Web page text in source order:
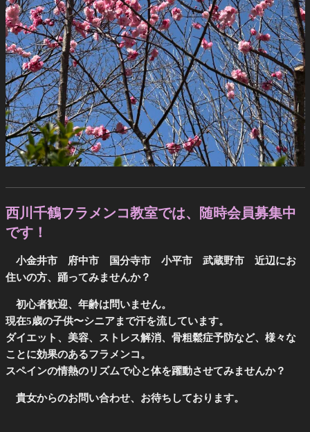
西川千鶴フラメンコ教室では、随時会員募集中
です！
小金井市 府中市 国分寺市 小平市 武蔵野市 近辺にお
住いの方、踊ってみませんか？
初心者歓迎、年齢は問いません。
現在5歳の子供〜シニアまで汗を流しています。
ダイエット、美容、ストレス解消、骨粗鬆症予防など、様々な
ことに効果のあるフラメンコ。
スペインの情熱のリズムで心と体を躍動させてみませんか？
貴女からのお問い合わせ、お待ちしております。